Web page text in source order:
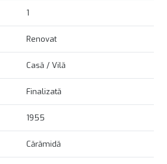
1
Renovat
Casă / Vilă
Finalizată
1955
Cărămidă